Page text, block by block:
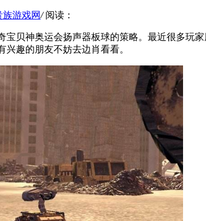
族游戏网/ 阅读：
贝神奥运会扬声器板球的策略。最近很多玩
趣的朋友不妨去边肖看看。